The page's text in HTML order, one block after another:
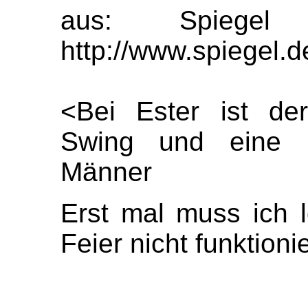
aus: Spiegel
http://
<Bei Ester ist
Swing und eine
Männer
Erst mal muss ich
Feier nicht